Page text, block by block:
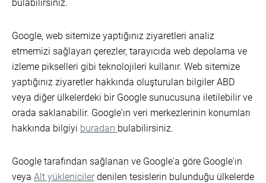
bulabilirsiniz.
Google, web sitemize yaptığınız ziyaretleri analiz
etmemizi sağlayan çerezler, tarayıcıda web depolama ve
izleme pikselleri gibi teknolojileri kullanır. Web sitemize
yaptığınız ziyaretler hakkında oluşturulan bilgiler ABD
veya diğer ülkelerdeki bir Google sunucusuna iletilebilir ve
orada saklanabilir. Google'ın veri merkezlerinin konumları
hakkında bilgiyi buradan bulabilirsiniz.
Google tarafından sağlanan ve Google'a göre Google'ın
veya Alt yükleniciler denilen tesislerin bulunduğu ülkelerde